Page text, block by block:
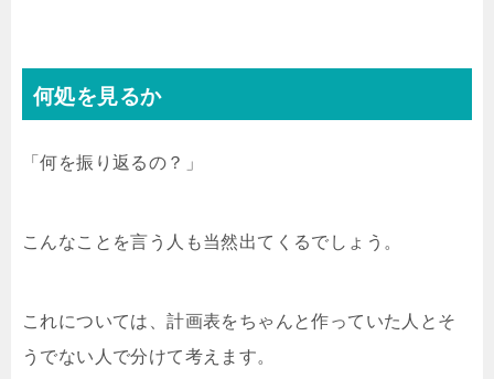
何処を見るか
「何を振り返るの？」
こんなことを言う人も当然出てくるでしょう。
これについては、計画表をちゃんと作っていた人とそ
うでない人で分けて考えます。